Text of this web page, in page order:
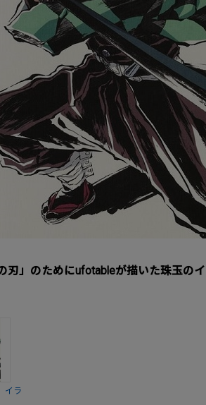
刃」のためにufotableが描いた珠玉の
イラ